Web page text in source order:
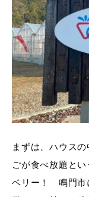
まずは、ハウス
ごが食べ放題と
ベリー！ 鳴門市